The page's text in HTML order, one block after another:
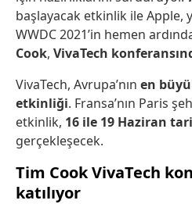
başlayacak etkinlik ile Apple,
WWDC 2021’in hemen
Cook, VivaTech
VivaTech, Avrupa’nın en
etkinliği. Fransa’nın Paris
etkinlik, 16 ile 19 Haziran
gerçekleşecek.
Tim Cook VivaTech
katılıyor